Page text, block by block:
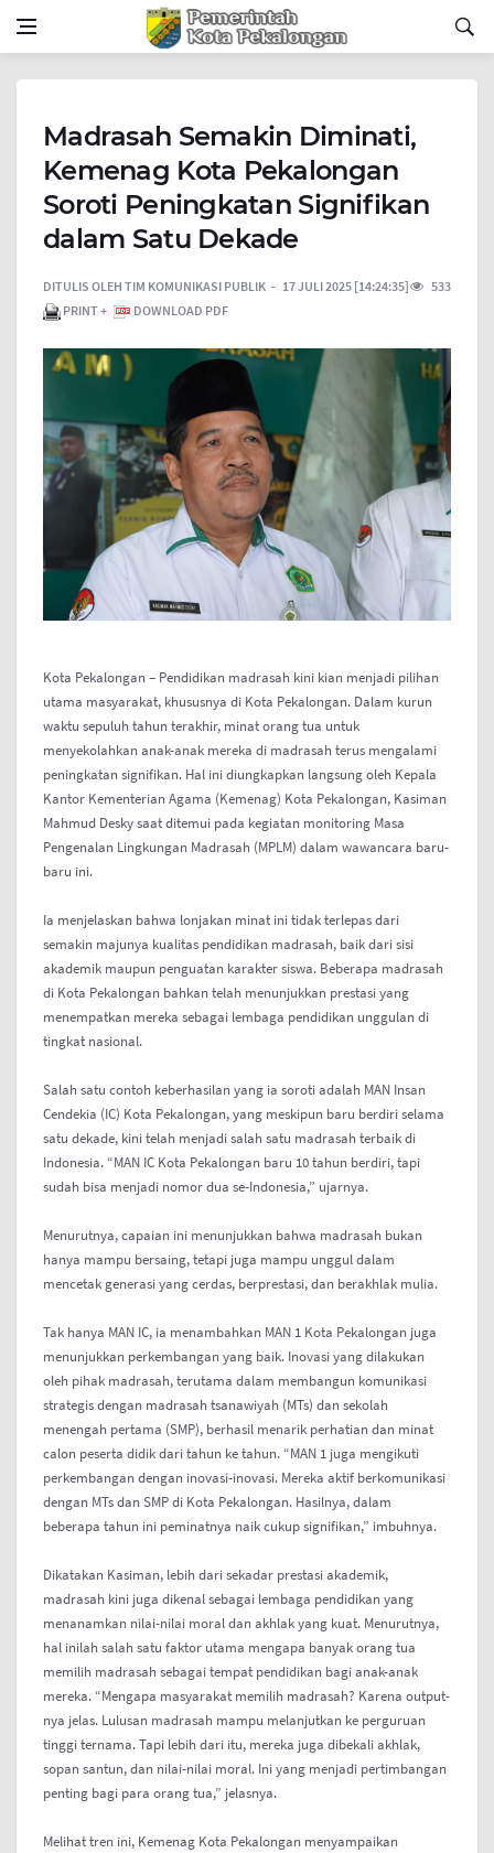
Madrasah Semakin Diminati,
Kemenag Kota Pekalongan
Soroti Peningkatan Signifikan
dalam Satu Dekade
DITULIS OLEH TIM KOMUNIKASI PUBLIK 17 JULI 2025 [14:24:35]
533
PRINT +
DOWNLOAD PDF
Kota Pekalongan – Pendidikan madrasah kini kian menjadi pilihan
utama masyarakat, khususnya di Kota Pekalongan. Dalam kurun
waktu sepuluh tahun terakhir, minat orang tua untuk
menyekolahkan anak-anak mereka di madrasah terus mengalami
peningkatan signifikan. Hal ini diungkapkan langsung oleh Kepala
Kantor Kementerian Agama (Kemenag) Kota Pekalongan, Kasiman
Mahmud Desky saat ditemui pada kegiatan monitoring Masa
Pengenalan Lingkungan Madrasah (MPLM) dalam wawancara baru-
baru ini.
Ia menjelaskan bahwa lonjakan minat ini tidak terlepas dari
semakin majunya kualitas pendidikan madrasah, baik dari sisi
akademik maupun penguatan karakter siswa. Beberapa madrasah
di Kota Pekalongan bahkan telah menunjukkan prestasi yang
menempatkan mereka sebagai lembaga pendidikan unggulan di
tingkat nasional.
Salah satu contoh keberhasilan yang ia soroti adalah MAN Insan
Cendekia (IC) Kota Pekalongan, yang meskipun baru berdiri selama
satu dekade, kini telah menjadi salah satu madrasah terbaik di
Indonesia. “MAN IC Kota Pekalongan baru 10 tahun berdiri, tapi
sudah bisa menjadi nomor dua se-Indonesia,” ujarnya.
Menurutnya, capaian ini menunjukkan bahwa madrasah bukan
hanya mampu bersaing, tetapi juga mampu unggul dalam
mencetak generasi yang cerdas, berprestasi, dan berakhlak mulia.
Tak hanya MAN IC, ia menambahkan MAN 1 Kota Pekalongan juga
menunjukkan perkembangan yang baik. Inovasi yang dilakukan
oleh pihak madrasah, terutama dalam membangun komunikasi
strategis dengan madrasah tsanawiyah (MTs) dan sekolah
menengah pertama (SMP), berhasil menarik perhatian dan minat
calon peserta didik dari tahun ke tahun. “MAN 1 juga mengikuti
perkembangan dengan inovasi-inovasi. Mereka aktif berkomunikasi
dengan MTs dan SMP di Kota Pekalongan. Hasilnya, dalam
beberapa tahun ini peminatnya naik cukup signifikan,” imbuhnya.
Dikatakan Kasiman, lebih dari sekadar prestasi akademik,
madrasah kini juga dikenal sebagai lembaga pendidikan yang
menanamkan nilai-nilai moral dan akhlak yang kuat. Menurutnya,
hal inilah salah satu faktor utama mengapa banyak orang tua
memilih madrasah sebagai tempat pendidikan bagi anak-anak
mereka. “Mengapa masyarakat memilih madrasah? Karena output-
nya jelas. Lulusan madrasah mampu melanjutkan ke perguruan
tinggi ternama. Tapi lebih dari itu, mereka juga dibekali akhlak,
sopan santun, dan nilai-nilai moral. Ini yang menjadi pertimbangan
penting bagi para orang tua,” jelasnya.
Melihat tren ini, Kemenag Kota Pekalongan menyampaikan